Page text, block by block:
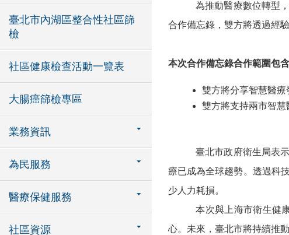
臺北市內湖區整合性社區篩
檢
社區健康檢查活動一覽表
大腸癌篩檢專區
業務資訊
為民服務
醫療保健服務
社區資源
為推動醫療數位轉型
合作備忘錄，雙方將透過經
本次合作備忘錄合作範圍包含
雙方將分享智慧醫療
雙方將支持兩市智慧
臺北市政府衛生局表
療已成為全球趨勢。透過科
少人力耗損。
本次與上海市衛生健
心。未來，臺北市將持續推